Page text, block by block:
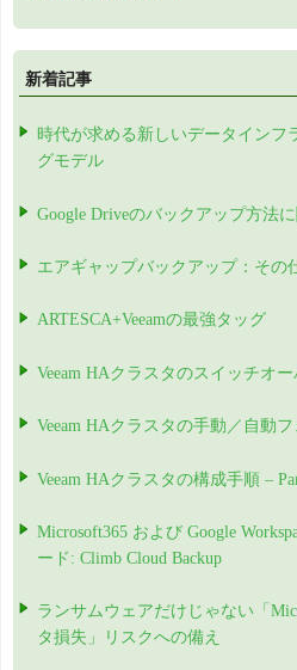
新着記事
時代が求める新しいデータインフ
グモデル
Google Driveのバックアップ方法
エアギャップバックアップ：その
ARTESCA+Veeamの最強タッグ
Veeam HAクラスタのスイッチオ
Veeam HAクラスタの手動／自動
Veeam HAクラスタの構成手順 –
Microsoft365 および Google
ード: Climb Cloud Backup
ランサムウェアだけじゃない「
タ損失」リスクへの備え